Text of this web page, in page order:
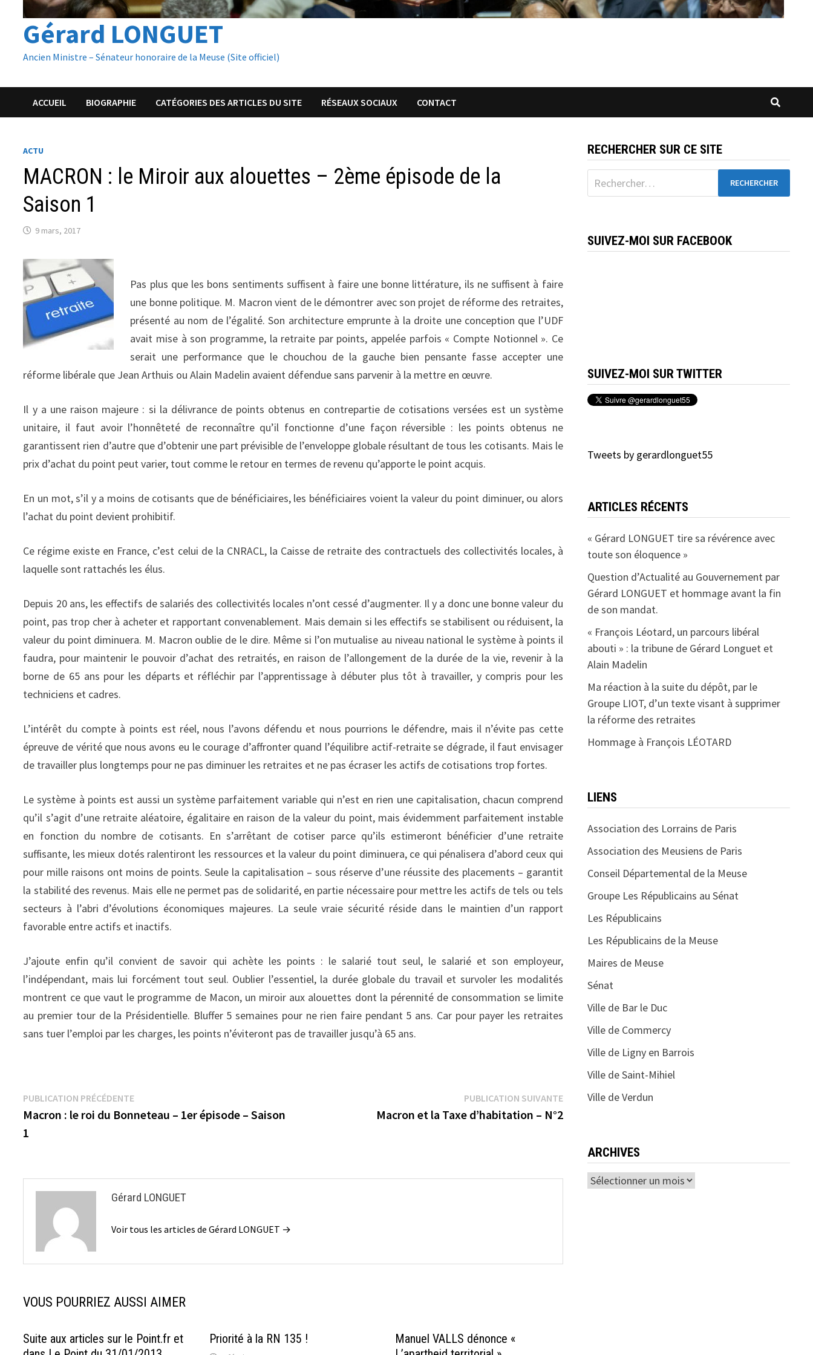
Gérard LONGUET
Ancien Ministre – Sénateur honoraire de la Meuse (Site officiel)
ACCUEIL BIOGRAPHIE CATÉGORIES DES ARTICLES DU SITE RÉSEAUX SOCIAUX CONTACT
ACTU
MACRON : le Miroir aux alouettes – 2ème épisode de la
Saison 1
9 mars, 2017
Pas plus que les bons sentiments suffisent à faire une bonne littérature, ils ne suffisent à faire
une bonne politique. M. Macron vient de le démontrer avec son projet de réforme des retraites,
présenté au nom de l’égalité. Son architecture emprunte à la droite une conception que l’UDF
avait mise à son programme, la retraite par points, appelée parfois « Compte Notionnel ». Ce
serait une performance que le chouchou de la gauche bien pensante fasse accepter une
réforme libérale que Jean Arthuis ou Alain Madelin avaient défendue sans parvenir à la mettre en œuvre.
Il y a une raison majeure : si la délivrance de points obtenus en contrepartie de cotisations versées est un système
unitaire, il faut avoir l’honnêteté de reconnaître qu’il fonctionne d’une façon réversible : les points obtenus ne
garantissent rien d’autre que d’obtenir une part prévisible de l’enveloppe globale résultant de tous les cotisants. Mais le
prix d’achat du point peut varier, tout comme le retour en termes de revenu qu’apporte le point acquis.
En un mot, s’il y a moins de cotisants que de bénéficiaires, les bénéficiaires voient la valeur du point diminuer, ou alors
l’achat du point devient prohibitif.
Ce régime existe en France, c’est celui de la CNRACL, la Caisse de retraite des contractuels des collectivités locales, à
laquelle sont rattachés les élus.
Depuis 20 ans, les effectifs de salariés des collectivités locales n’ont cessé d’augmenter. Il y a donc une bonne valeur du
point, pas trop cher à acheter et rapportant convenablement. Mais demain si les effectifs se stabilisent ou réduisent, la
valeur du point diminuera. M. Macron oublie de le dire. Même si l’on mutualise au niveau national le système à points il
faudra, pour maintenir le pouvoir d’achat des retraités, en raison de l’allongement de la durée de la vie, revenir à la
borne de 65 ans pour les départs et réfléchir par l’apprentissage à débuter plus tôt à travailler, y compris pour les
techniciens et cadres.
L’intérêt du compte à points est réel, nous l’avons défendu et nous pourrions le défendre, mais il n’évite pas cette
épreuve de vérité que nous avons eu le courage d’affronter quand l’équilibre actif-retraite se dégrade, il faut envisager
de travailler plus longtemps pour ne pas diminuer les retraites et ne pas écraser les actifs de cotisations trop fortes.
Le système à points est aussi un système parfaitement variable qui n’est en rien une capitalisation, chacun comprend
qu’il s’agit d’une retraite aléatoire, égalitaire en raison de la valeur du point, mais évidemment parfaitement instable
en fonction du nombre de cotisants. En s’arrêtant de cotiser parce qu’ils estimeront bénéficier d’une retraite
suffisante, les mieux dotés ralentiront les ressources et la valeur du point diminuera, ce qui pénalisera d’abord ceux qui
pour mille raisons ont moins de points. Seule la capitalisation – sous réserve d’une réussite des placements – garantit
la stabilité des revenus. Mais elle ne permet pas de solidarité, en partie nécessaire pour mettre les actifs de tels ou tels
secteurs à l’abri d’évolutions économiques majeures. La seule vraie sécurité réside dans le maintien d’un rapport
favorable entre actifs et inactifs.
J’ajoute enfin qu’il convient de savoir qui achète les points : le salarié tout seul, le salarié et son employeur,
l’indépendant, mais lui forcément tout seul. Oublier l’essentiel, la durée globale du travail et survoler les modalités
montrent ce que vaut le programme de Macon, un miroir aux alouettes dont la pérennité de consommation se limite
au premier tour de la Présidentielle. Bluffer 5 semaines pour ne rien faire pendant 5 ans. Car pour payer les retraites
sans tuer l’emploi par les charges, les points n’éviteront pas de travailler jusqu’à 65 ans.
Navigation
de
PUBLICATION PRÉCÉDENTEPublication
précédente :
Macron : le roi du Bonneteau – 1er épisode – Saison
1
PUBLICATION SUIVANTEPublication
suivante :
Macron et la Taxe d’habitation – N°2
Gérard LONGUET
Voir tous les articles de Gérard LONGUET →
VOUS POURRIEZ AUSSI AIMER
Suite aux articles sur le Point.fr et
Priorité à la RN 135 !
Manuel VALLS dénonce «
RECHERCHER SUR CE SITE
Rechercher :
SUIVEZ-MOI SUR FACEBOOK
SUIVEZ-MOI SUR TWITTER
Tweets by gerardlonguet55
ARTICLES RÉCENTS
« Gérard LONGUET tire sa révérence avec
toute son éloquence »
Question d’Actualité au Gouvernement par
Gérard LONGUET et hommage avant la fin
de son mandat.
« François Léotard, un parcours libéral
abouti » : la tribune de Gérard Longuet et
Alain Madelin
Ma réaction à la suite du dépôt, par le
Groupe LIOT, d’un texte visant à supprimer
la réforme des retraites
Hommage à François LÉOTARD
LIENS
Association des Lorrains de Paris
Association des Meusiens de Paris
Conseil Départemental de la Meuse
Groupe Les Républicains au Sénat
Les Républicains
Les Républicains de la Meuse
Maires de Meuse
Sénat
Ville de Bar le Duc
Ville de Commercy
Ville de Ligny en Barrois
Ville de Saint-Mihiel
Ville de Verdun
ARCHIVES
Archives